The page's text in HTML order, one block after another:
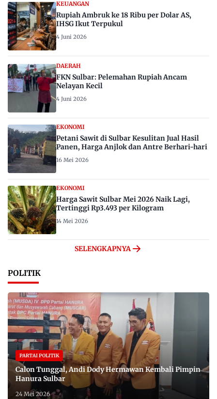
KEUANGAN
Rupiah Ambruk ke 18 Ribu per Dolar AS,
IHSG Ikut Terpukul
4 Juni 2026
DAERAH
FKN Sulbar: Pelemahan Rupiah Ancam
Nelayan Kecil
4 Juni 2026
EKONOMI
Petani Sawit di Sulbar Kesulitan Jual Hasil
Panen, Harga Anjlok dan Antre Berhari-hari
16 Mei 2026
EKONOMI
Harga Sawit Sulbar Mei 2026 Naik Lagi,
Tertinggi Rp3.493 per Kilogram
14 Mei 2026
SELENGKAPNYA
POLITIK
PARTAI POLITIK
Calon Tunggal, Andi Dody Hermawan Kembali Pimpin
Hanura Sulbar
24 Mei 2026